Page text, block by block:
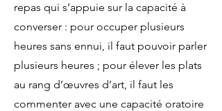
repas qui s’appuie sur la capacité à
converser : pour occuper plusieurs
heures sans ennui, il faut pouvoir parler
plusieurs heures ; pour élever les plats
au rang d’œuvres d’art, il faut les
commenter avec une capacité oratoire